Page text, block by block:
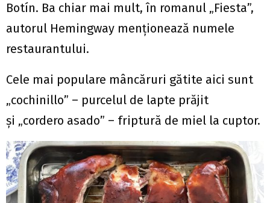
Botín. Ba chiar mai mult, în romanul „Fiesta”,
autorul Hemingway menţionează numele
restaurantului.
Cele mai populare mâncăruri gătite aici sunt
„cochinillo” – purcelul de lapte prăjit
şi „cordero asado” – friptură de miel la cuptor.